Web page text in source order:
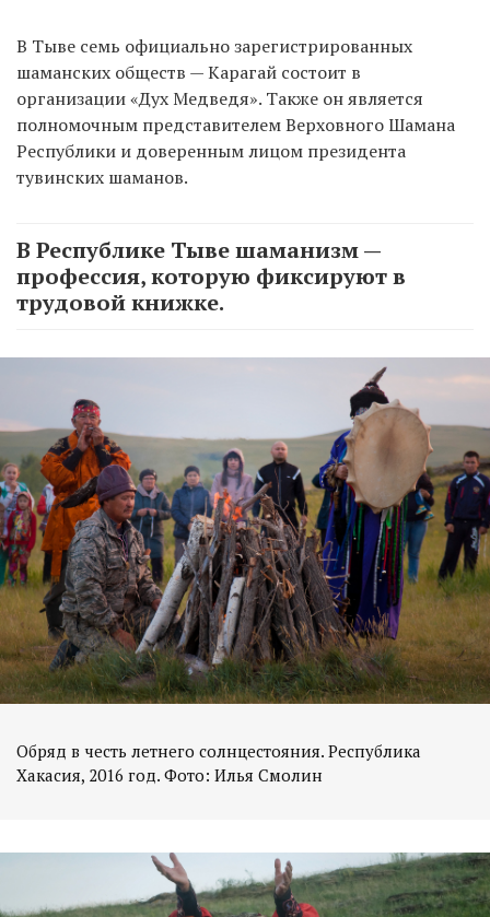
В Тыве семь официально зарегистрированных
шаманских обществ — Карагай состоит в
организации «Дух Медведя». Также он является
полномочным представителем Верховного Шамана
Республики и доверенным лицом президента
тувинских шаманов.
В Республике Тыве шаманизм —
профессия, которую фиксируют в
трудовой книжке.
Обряд в честь летнего солнцестояния. Республика
Хакасия, 2016 год. Фото: Илья Смолин